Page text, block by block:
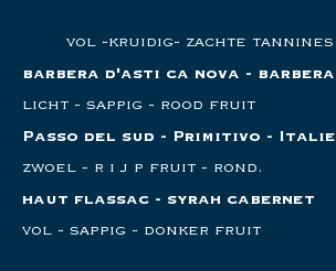
vol -kruidig- zachte tannines
barbera d'asti ca nova - barbera
licht - sappig - rood fruit
Passo del sud - Primitivo - Italie
zwoel - r i j p fruit - rond.
haut flassac - syrah cabernet
vol - sappig - donker fruit